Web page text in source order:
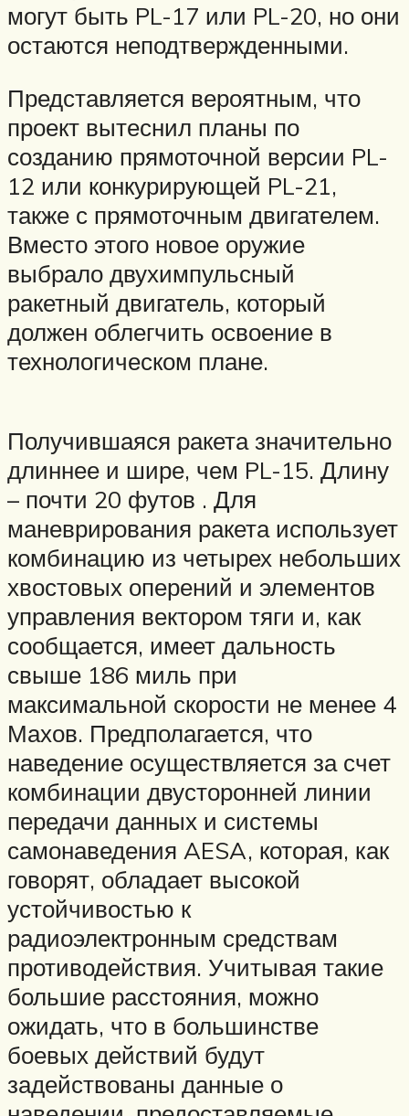
могут быть PL-17 или PL-20, но они
остаются неподтвержденными.
Представляется вероятным, что
проект вытеснил планы по
созданию прямоточной версии PL-
12 или конкурирующей PL-21,
также с прямоточным двигателем.
Вместо этого новое оружие
выбрало двухимпульсный
ракетный двигатель, который
должен облегчить освоение в
технологическом плане.
Получившаяся ракета значительно
длиннее и шире, чем PL-15. Длину
– почти 20 футов . Для
маневрирования ракета использует
комбинацию из четырех небольших
хвостовых оперений и элементов
управления вектором тяги и, как
сообщается, имеет дальность
свыше 186 миль при
максимальной скорости не менее 4
Махов. Предполагается, что
наведение осуществляется за счет
комбинации двусторонней линии
передачи данных и системы
самонаведения AESA, которая, как
говорят, обладает высокой
устойчивостью к
радиоэлектронным средствам
противодействия. Учитывая такие
большие расстояния, можно
ожидать, что в большинстве
боевых действий будут
задействованы данные о